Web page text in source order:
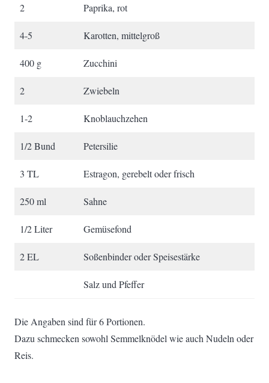
2 Paprika, rot
4-5 Karotten, mittelgroß
400 g Zucchini
2 Zwiebeln
1-2 Knoblauchzehen
1/2 Bund Petersilie
3 TL Estragon, gerebelt oder frisch
250 ml Sahne
1/2 Liter Gemüsefond
2 EL Soßenbinder oder Speisestärke
Salz und Pfeffer
Die Angaben sind für 6 Portionen.
Dazu schmecken sowohl Semmelknödel wie auch Nudeln oder
Reis.